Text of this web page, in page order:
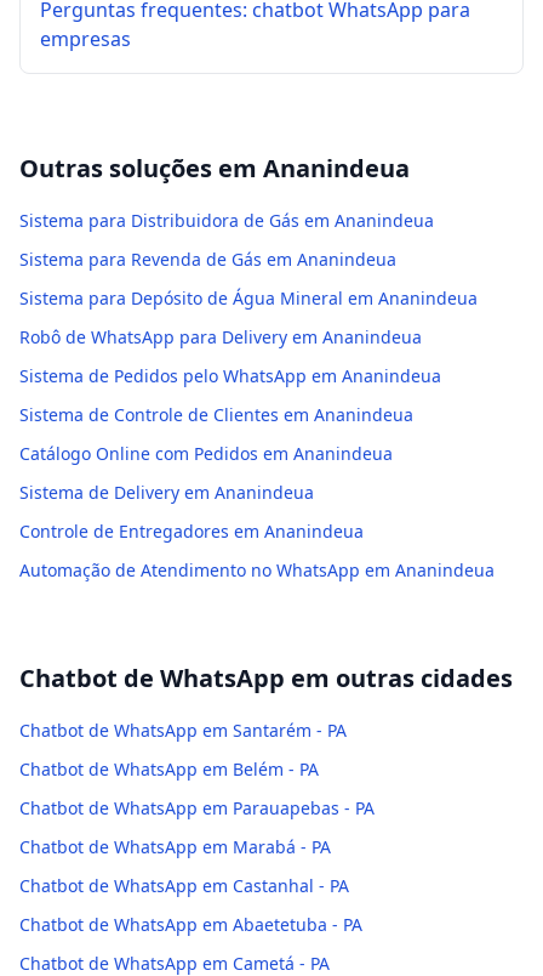
Perguntas frequentes: chatbot WhatsApp para
empresas
Outras soluções em Ananindeua
Sistema para Distribuidora de Gás em Ananindeua
Sistema para Revenda de Gás em Ananindeua
Sistema para Depósito de Água Mineral em Ananindeua
Robô de WhatsApp para Delivery em Ananindeua
Sistema de Pedidos pelo WhatsApp em Ananindeua
Sistema de Controle de Clientes em Ananindeua
Catálogo Online com Pedidos em Ananindeua
Sistema de Delivery em Ananindeua
Controle de Entregadores em Ananindeua
Automação de Atendimento no WhatsApp em Ananindeua
Chatbot de WhatsApp em outras cidades
Chatbot de WhatsApp em Santarém - PA
Chatbot de WhatsApp em Belém - PA
Chatbot de WhatsApp em Parauapebas - PA
Chatbot de WhatsApp em Marabá - PA
Chatbot de WhatsApp em Castanhal - PA
Chatbot de WhatsApp em Abaetetuba - PA
Chatbot de WhatsApp em Cametá - PA